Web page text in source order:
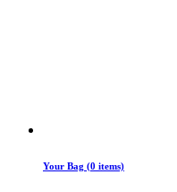
Your Bag (0 items)